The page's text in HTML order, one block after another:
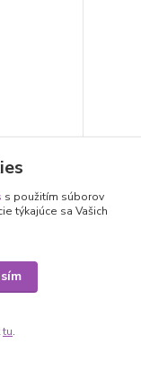
2,57 €
- 42 %
s použitím súborov
týkajúce sa Vašich
tu.